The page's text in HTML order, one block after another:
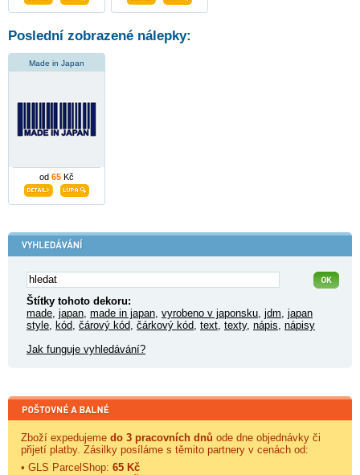
Poslední zobrazené nálepky:
Made in Japan
od 65 Kč
Štítky tohoto dekoru:
made, japan, made in japan, vyrobeno v japonsku, jdm, japan
style, kód, čárový kód, čárkový kód, text, texty, nápis, nápisy
Jak funguje vyhledávání?
Zboží expedujeme do 3 pracovních dnů ode dne objednávky či
přijetí platby. Zásilky posíláme s těmito partnery v cenách od:
• GLS ParcelShop: 65 Kč